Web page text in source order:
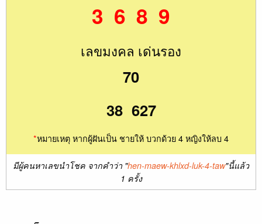
3 6 8 9
เลขมงคล เด่นรอง
70
38 627
*หมายเหตุ หากผู้ฝันเป็น ชายให้ บวกด้วย 4 หญิงให้ลบ 4
มีผู้คนหาเลขนำโชค จากคำว่า "hen-maew-khlxd-luk-4-taw"นี้แล้ว
1 ครั้ง